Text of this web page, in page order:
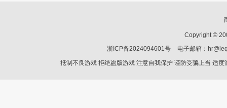
Copyright ©
浙ICP备2024094601号
电子邮箱：
抵制不良游戏 拒绝盗版游戏 注意自我保护 谨防受骗上当 适